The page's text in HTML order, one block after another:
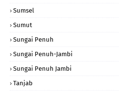
Sumsel
Sumut
Sungai Penuh
Sungai Penuh-Jambi
Sungai Penuh Jambi
Tanjab